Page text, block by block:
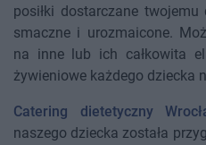
posiłki dostarczane
smaczne i urozmaicone.
na inne lub ich całkowita
żywieniowe każdego dziecka
Catering dietetyczny
naszego dziecka została